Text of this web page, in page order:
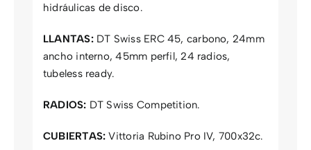
hidráulicas de disco.
LLANTAS:DT Swiss ERC 45, carbono, 24mm
ancho interno, 45mm perfil, 24 radios,
tubeless ready.
RADIOS: DT Swiss Competition.
CUBIERTAS: Vittoria Rubino Pro IV, 700x32c.